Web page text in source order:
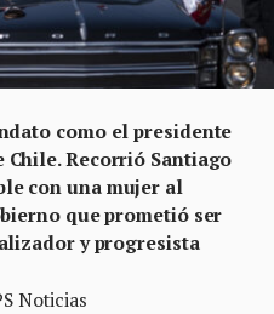
como el presidente
Chile. Recorrió Santiago
con una mujer al
que prometió ser
y progresista
Noticias